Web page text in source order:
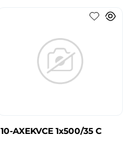
10-AXEKVCE 1x500/35 C